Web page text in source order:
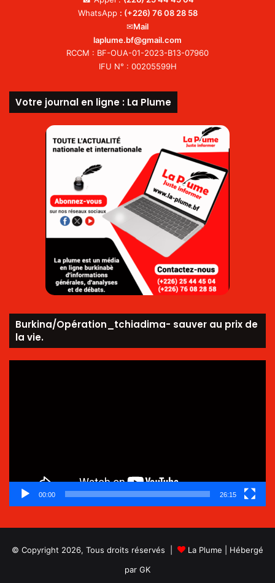
WhatsApp : (+226) 76 08 28 58
✉Mail
laplume.bf@gmail.com
RCCM : BF-OUA-01-2023-B13-07960
IFU N° : 00205599H
Votre journal en ligne : La Plume
Burkina/Opération_tchiadima- sauver au prix de
la vie.
00:00 26:15
© Copyright 2026, Tous droits réservés | La Plume | Hébergé
par GK